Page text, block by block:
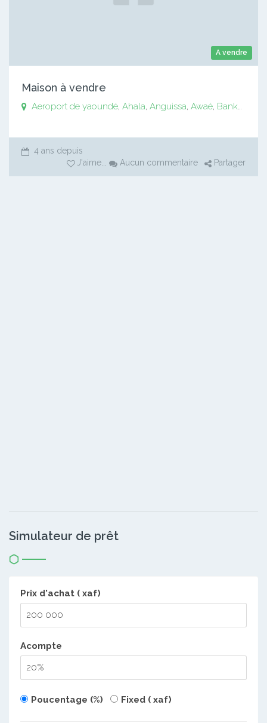
A vendre
Maison à vendre
Aeroport de yaoundé, Ahala, Anguissa, Awaé, Bankomo
4 ans depuis
J'aime ... Aucun commentaire Partager
Simulateur de prêt
Prix d'achat ( xaf)
Acompte
Poucentage (%) Fixed ( xaf)